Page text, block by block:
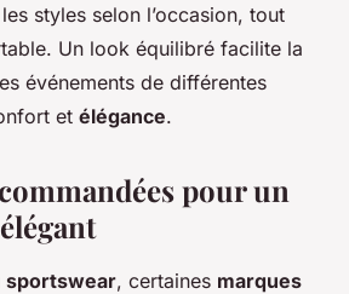
styles selon l’occasion, tout
Un look équilibré facilite la
événements de différentes
et élégance.
pour un
sportswear, certaines marques